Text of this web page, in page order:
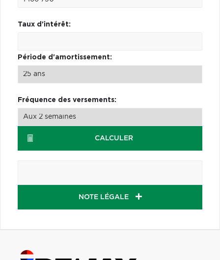
Taux d'intérêt:
Période d'amortissement:
Fréquence des versements:
CALCULER
NOTE LÉGALE